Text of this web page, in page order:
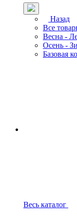
Назад
Все
Весна -
Осень -
Базовая
Весь каталог